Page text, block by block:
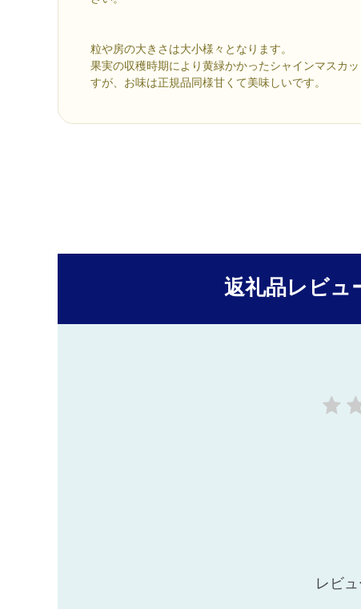
粒や房の大きさは大小様々となります。
果実の収穫時期により黄緑かかったシャインマスカ
すが、お味は正規品同様甘くて美味しいです。
返礼品レビュ
レビ